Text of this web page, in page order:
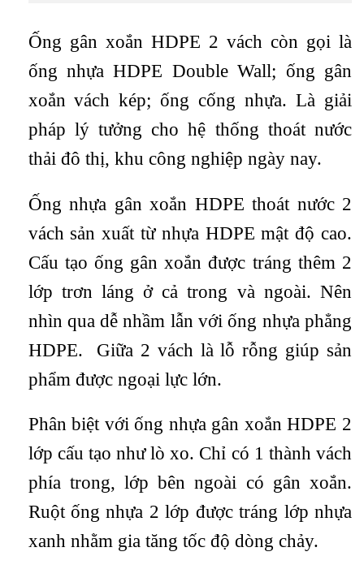
Ống gân xoắn HDPE 2 vách còn gọi là
ống nhựa HDPE Double Wall; ống gân
xoắn vách kép; ống cống nhựa. Là giải
pháp lý tưởng cho hệ thống thoát nước
thải đô thị, khu công nghiệp ngày nay.
Ống nhựa gân xoắn HDPE thoát nước 2
vách sản xuất từ nhựa HDPE mật độ cao.
Cấu tạo ống gân xoắn được tráng thêm 2
lớp trơn láng ở cả trong và ngoài. Nên
nhìn qua dễ nhầm lẫn với ống nhựa phẳng
HDPE. Giữa 2 vách là lỗ rỗng giúp sản
phẩm được ngoại lực lớn.
Phân biệt với ống nhựa gân xoắn HDPE 2
lớp cấu tạo như lò xo. Chỉ có 1 thành vách
phía trong, lớp bên ngoài có gân xoắn.
Ruột ống nhựa 2 lớp được tráng lớp nhựa
xanh nhằm gia tăng tốc độ dòng chảy.